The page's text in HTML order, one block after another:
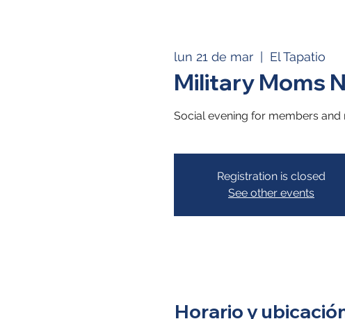
lun 21 de mar El Tapatio
Military Moms
Social evening for members
Registration is closed
See other events
Horario y